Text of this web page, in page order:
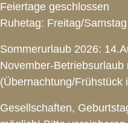
Feiertage geschlossen
Ruhetag: Freitag/
Sommerurlaub 2026:
November-Betriebsurlaub
(Übernachtung/Frühstück
Gesellschaften,